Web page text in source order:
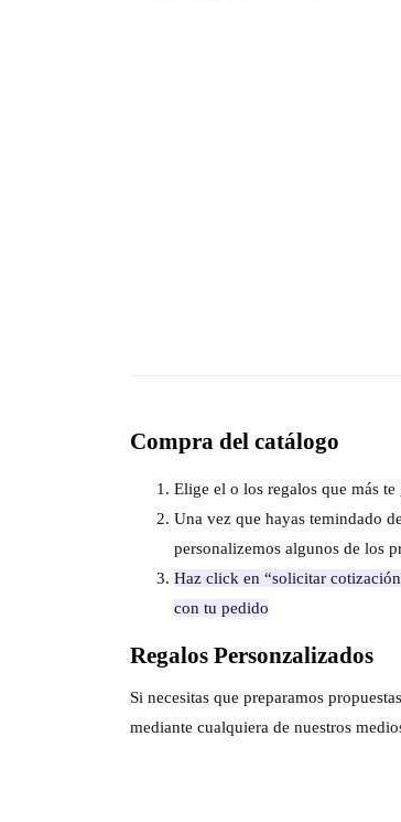
Compra del catálogo
Elige el o los regalos que más
Una vez que hayas temindado
personalizemos algunos de los
Haz click en “solicitar
con tu pedido
Regalos Personzalizados
Si necesitas que preparamos
mediante cualquiera de nuestros